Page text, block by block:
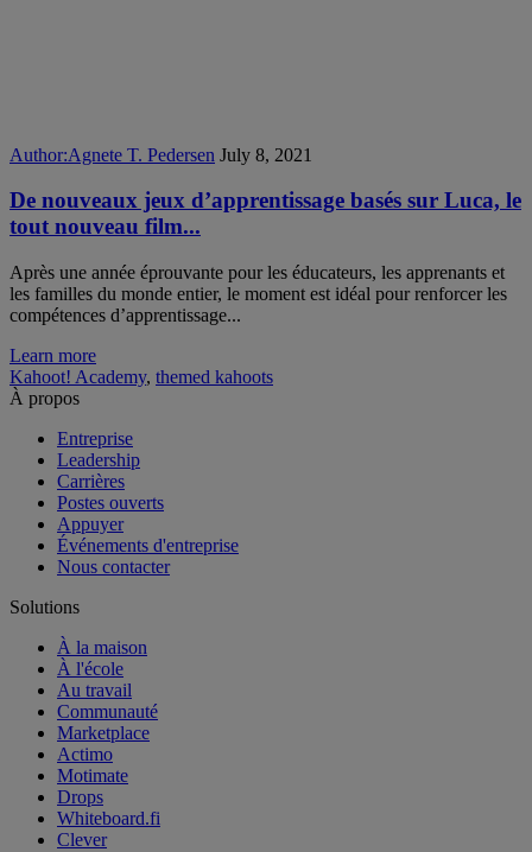
Author:Agnete T. Pedersen July 8, 2021
De nouveaux jeux d’apprentissage basés sur Luca, le
tout nouveau film...
Après une année éprouvante pour les éducateurs, les apprenants et
les familles du monde entier, le moment est idéal pour renforcer les
compétences d’apprentissage...
Learn more
Kahoot! Academy, themed kahoots
À propos
Entreprise
Leadership
Carrières
Postes ouverts
Appuyer
Événements d'entreprise
Nous contacter
Solutions
À la maison
À l'école
Au travail
Communauté
Marketplace
Actimo
Motimate
Drops
Whiteboard.fi
Clever